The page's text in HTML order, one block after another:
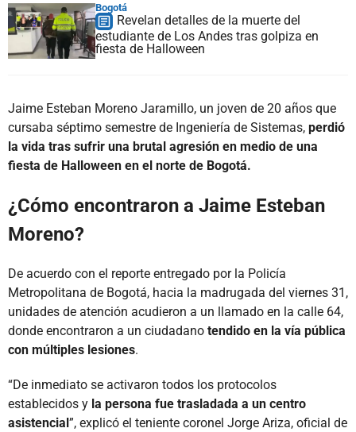
Bogotá
Revelan detalles de la muerte del
estudiante de Los Andes tras golpiza en
fiesta de Halloween
Jaime Esteban Moreno Jaramillo, un joven de 20 años que
cursaba séptimo semestre de Ingeniería de Sistemas, perdió
la vida tras sufrir una brutal agresión en medio de una
fiesta de Halloween en el norte de Bogotá.
¿Cómo encontraron a Jaime Esteban
Moreno?
De acuerdo con el reporte entregado por la Policía
Metropolitana de Bogotá, hacia la madrugada del viernes 31,
unidades de atención acudieron a un llamado en la calle 64,
donde encontraron a un ciudadano tendido en la vía pública
con múltiples lesiones.
“De inmediato se activaron todos los protocolos
establecidos y la persona fue trasladada a un centro
asistencial”, explicó el teniente coronel Jorge Ariza, oficial de